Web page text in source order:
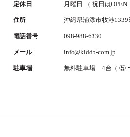
定休日 月曜日 （ 祝日はOPEN
住所 沖縄県浦添市牧港1339
電話番号 098-988-6330
メール info@kiddo-com.jp
駐車場 無料駐車場 4台（ ⑤